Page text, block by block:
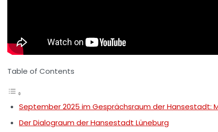
Table of Contents
September 2025 im Gesprächsraum der Hansestadt:
Der Dialograum der Hansestadt Lüneburg